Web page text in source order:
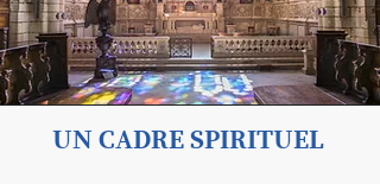
UN CADRE SPIRITUEL